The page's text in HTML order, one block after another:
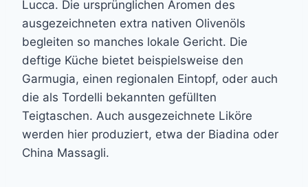
Lucca. Die ursprünglichen Aromen des
ausgezeichneten extra nativen Olivenöls
begleiten so manches lokale Gericht. Die
deftige Küche bietet beispielsweise den
Garmugia, einen regionalen Eintopf, oder auch
die als Tordelli bekannten gefüllten
Teigtaschen. Auch ausgezeichnete Liköre
werden hier produziert, etwa der Biadina oder
China Massagli.